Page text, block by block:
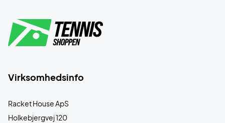
Virksomhedsinfo
Racket House ApS
Holkebjergvej 120